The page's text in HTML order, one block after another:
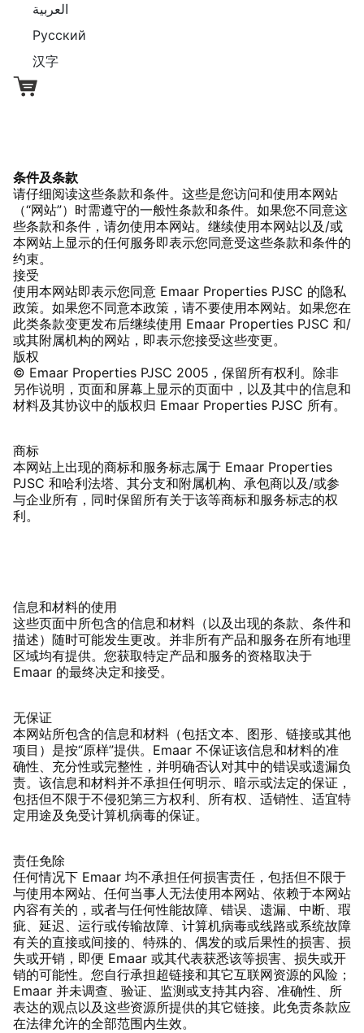
العربية
Русский
汉字
条件及条款
请仔细阅读这些条款和条件。这些是您访问和使用本网站
（“网站”）时需遵守的一般性条款和条件。如果您不同意这
些条款和条件，请勿使用本网站。继续使用本网站以及/或
本网站上显示的任何服务即表示您同意受这些条款和条件的
约束。
接受
使用本网站即表示您同意 Emaar Properties PJSC 的隐私
政策。如果您不同意本政策，请不要使用本网站。如果您在
此类条款变更发布后继续使用 Emaar Properties PJSC 和/
或其附属机构的网站，即表示您接受这些变更。
版权
© Emaar Properties PJSC 2005，保留所有权利。除非
另作说明，页面和屏幕上显示的页面中，以及其中的信息和
材料及其协议中的版权归 Emaar Properties PJSC 所有。
商标
本网站上出现的商标和服务标志属于 Emaar Properties
PJSC 和哈利法塔、其分支和附属机构、承包商以及/或参
与企业所有，同时保留所有关于该等商标和服务标志的权
利。
信息和材料的使用
这些页面中所包含的信息和材料（以及出现的条款、条件和
描述）随时可能发生更改。并非所有产品和服务在所有地理
区域均有提供。您获取特定产品和服务的资格取决于
Emaar 的最终决定和接受。
无保证
本网站所包含的信息和材料（包括文本、图形、链接或其他
项目）是按“原样”提供。Emaar 不保证该信息和材料的准
确性、充分性或完整性，并明确否认对其中的错误或遗漏负
责。该信息和材料并不承担任何明示、暗示或法定的保证，
包括但不限于不侵犯第三方权利、所有权、适销性、适宜特
定用途及免受计算机病毒的保证。
责任免除
任何情况下 Emaar 均不承担任何损害责任，包括但不限于
与使用本网站、任何当事人无法使用本网站、依赖于本网站
内容有关的，或者与任何性能故障、错误、遗漏、中断、瑕
疵、延迟、运行或传输故障、计算机病毒或线路或系统故障
有关的直接或间接的、特殊的、偶发的或后果性的损害、损
失或开销，即便 Emaar 或其代表获悉该等损害、损失或开
销的可能性。您自行承担超链接和其它互联网资源的风险；
Emaar 并未调查、验证、监测或支持其内容、准确性、所
表达的观点以及这些资源所提供的其它链接。此免责条款应
在法律允许的全部范围内生效。